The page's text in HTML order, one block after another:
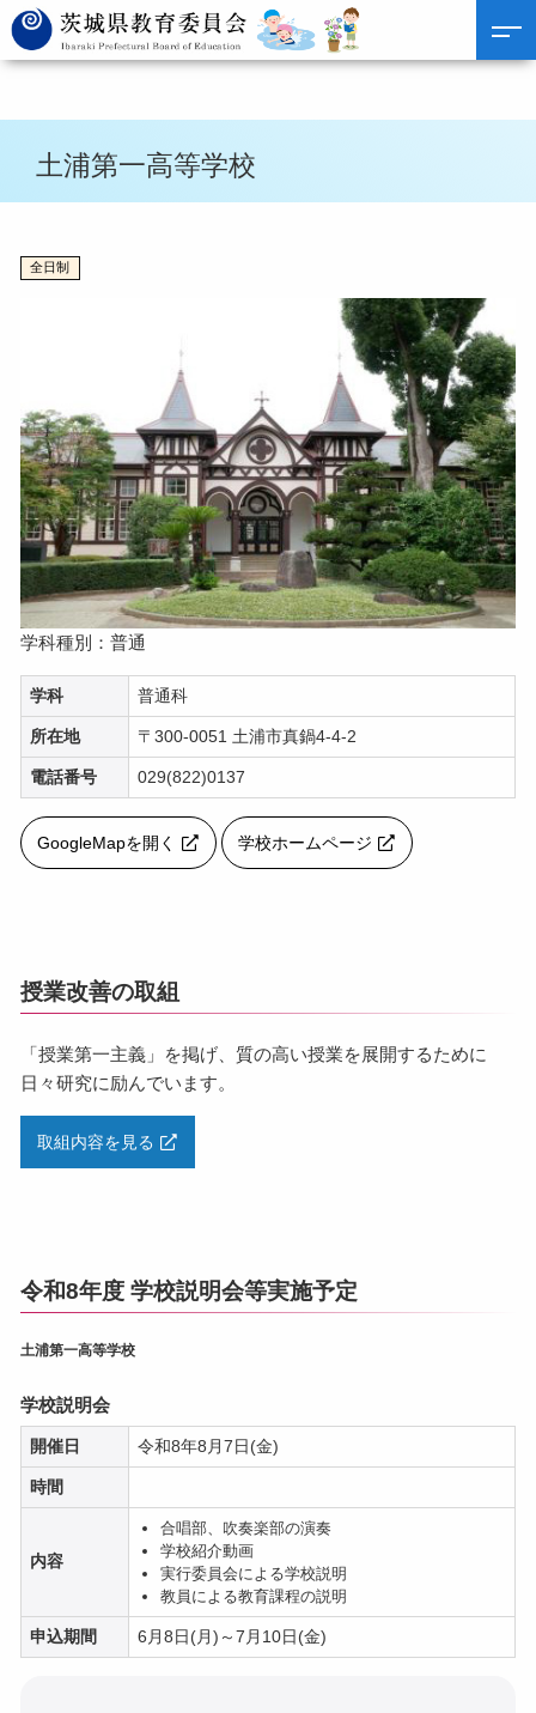
土浦第一高等学校
全日制
学科種別：普通
学科 普通科
所在地 〒300-0051 土浦市真鍋4-4-2
電話番号 029(822)0137
GoogleMapを開く 学校ホームページ
授業改善の取組
「授業第一主義」を掲げ、質の高い授業を展開するために
日々研究に励んでいます。
取組内容を見る
令和8年度 学校説明会等実施予定
土浦第一高等学校
学校説明会
開催日 令和8年8月7日(金)
時間
内容
合唱部、吹奏楽部の演奏
学校紹介動画
実行委員会による学校説明
教員による教育課程の説明
申込期間 6月8日(月)～7月10日(金)